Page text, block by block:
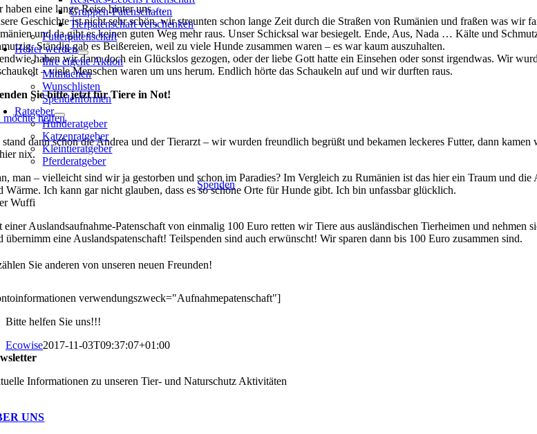
Gruppen-Patenschaften
Tierpatenschaft verschenken
Futterpatenschaft
Helfer werden
Ihre eigene Aktion
Mitmachen
Wunschlisten
Spendenformen
Ratgeber
Hunderatgeber
Katzenratgeber
Kleintieratgeber
Pferderatgeber
Spenden
haben eine lange Reise hinter uns …
Geschichte ist nicht sehr schön, wir streunten schon lange Zeit durch die Straßen von Rumänien und fraßen was wir
und da gibt es keinen guten Weg mehr raus. Unser Schicksal war besiegelt. Ende, Aus, Nada … Kälte und
Ständig gab es Beißereien, weil zu viele Hunde zusammen waren – es war kaum auszuhalten.
haben wir dann doch ein Glückslos gezogen, oder der liebe Gott hatte ein Einsehen oder sonst irgendwas. Wir
– viele Menschen waren um uns herum. Endlich hörte das Schaukeln auf und wir durften raus.
Sie bitte jetzt für Tiere in Not!
möchte helfen
stand dann schon die Andrea und der Tierarzt – wir wurden freundlich begrüßt und bekamen leckeres Futter, dann
nix.
man – vielleicht sind wir ja gestorben und schon im Paradies? Im Vergleich zu Rumänien ist das hier ein Traum und
Wärme. Ich kann gar nicht glauben, dass es so schöne Orte für Hunde gibt. Ich bin unfassbar glücklich.
Wuffi
einer Auslandsaufnahme-Patenschaft von einmalig 100 Euro retten wir Tiere aus ausländischen Tierheimen und
übernimm eine Auslandspatenschaft! Teilspenden sind auch erwünscht! Wir sparen dann bis 100 Euro zusammen sind.
Sie anderen von unseren neuen Freunden!
verwendungszweck="Aufnahmepatenschaft"]
Bitte helfen Sie uns!!!
Ecowise2017-11-03T09:37:07+01:00
Informationen zu unseren Tier- und Naturschutz Aktivitäten
UNS